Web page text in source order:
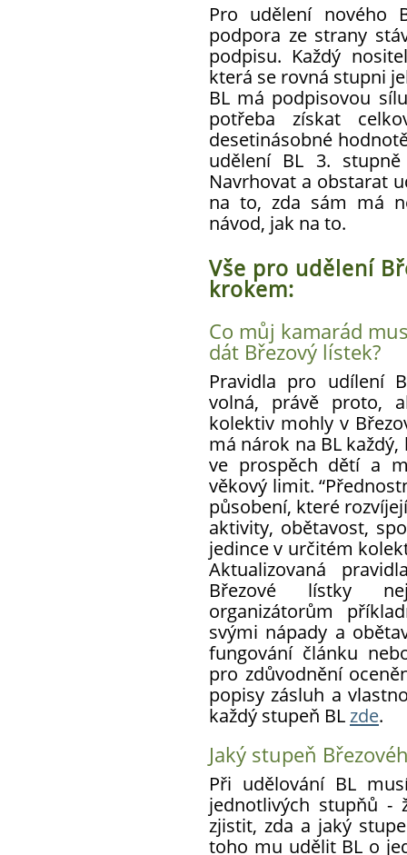
Pro udělení nového
podpora ze strany
podpisu. Každý
která se rovná stupni
BL má podpisovou
potřeba získat
desetinásobné
udělení BL 3.
Navrhovat a obstarat
na to, zda sám má
návod, jak na to.
Vše pro udělení
krokem:
Co můj kamarád
dát Březový lístek?
Pravidla pro udílení
volná, právě proto,
kolektiv mohly v
má nárok na BL
ve prospěch dětí a
věkový limit.
působení, které
aktivity, obětavost,
jedince v určitém
Aktualizovaná
Březové lístky
organizátorům
svými nápady a
fungování článku
pro zdůvodnění
popisy zásluh a
každý stupeň BLzde.
Jaký stupeň
Při udělování BL
jednotlivých stupňů -
zjistit, zda a jaký
toho mu udělit BL o